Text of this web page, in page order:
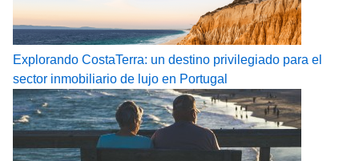
Explorando CostaTerra: un destino privilegiado para el
sector inmobiliario de lujo en Portugal